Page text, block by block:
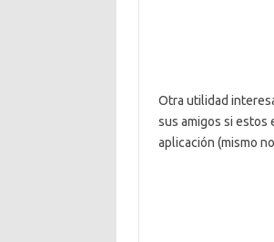
Otra utilidad
sus amigos si estos
aplicación (mismo